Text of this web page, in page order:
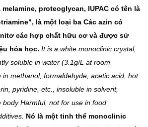
proteoglycan, IUPAC có tên là
là một loại ba Các azin có
các hợp chất hữu cơ và được sử
hóa học. It is a white monoclinic crystal,
soluble in water (3.1g/L at room
methanol, formaldehyde, acetic acid, hot
pyridine, etc., insoluble in solvent,
body Harmful, not for use in food
Nó là một tinh thể monoclinic